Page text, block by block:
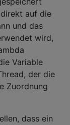
auf die
und das
wird,
Variable
der die
Zuordnung
dass ein